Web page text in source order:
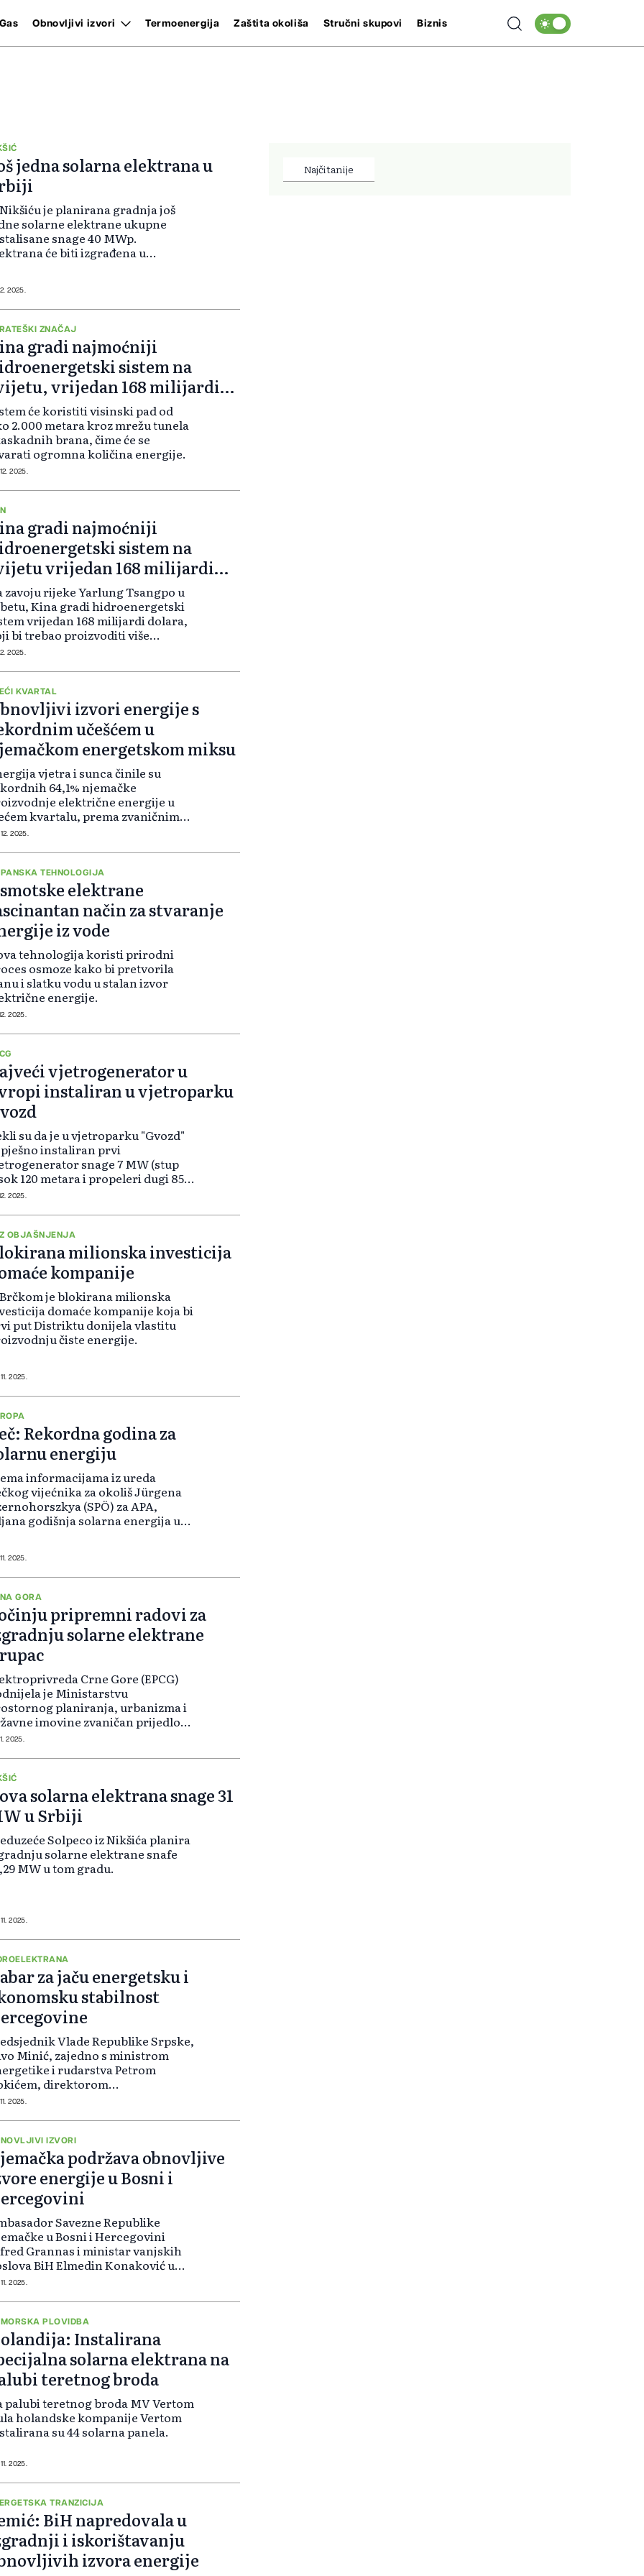
Gas Obnovljivi izvori Termoenergija Zaštita okoliša Stručni skupovi Biznis
jedna solarna elektrana u
je planirana gradnja još
solarne elektrane ukupne
snage 40 MWp.
će biti izgrađena u
2025.
ZNAČAJ
gradi najmoćniji
sistem na
vrijedan 168 milijardi
će koristiti visinski pad od
2.000 metara kroz mrežu tunela
brana, čime će se
ogromna količina energije.
2025.
gradi najmoćniji
sistem na
vrijedan 168 milijardi
zavoju rijeke Yarlung Tsangpo u
Kina gradi hidroenergetski
vrijedan 168 milijardi dolara,
bi trebao proizvoditi više
energije nego bilo koji
2025.
KVARTAL
izvori energije s
učešćem u
energetskom miksu
vjetra i sunca činile su
64,1% njemačke
električne energije u
kvartalu, prema zvaničnim
objavljenim u ponedjeljak.
2025.
TEHNOLOGIJA
elektrane
način za stvaranje
iz vode
tehnologija koristi prirodni
osmoze kako bi pretvorila
i slatku vodu u stalan izvor
energije.
2025.
vjetrogenerator u
instaliran u vjetroparku
su da je u vjetroparku "Gvozd"
instaliran prvi
snage 7 MW (stup
120 metara i propeleri dugi 85
2025.
OBJAŠNJENJA
milionska investicija
kompanije
je blokirana milionska
domaće kompanije koja bi
put Distriktu donijela vlastitu
čiste energije.
2025.
Rekordna godina za
energiju
informacijama iz ureda
vijećnika za okoliš Jürgena
(SPÖ) za APA,
godišnja solarna energija u
dosegnuto 308 MWp.
2025.
GORA
pripremni radovi za
solarne elektrane
Crne Gore (EPCG)
je Ministarstvu
planiranja, urbanizma i
imovine zvaničan prijedlog
davanje saglasnosti Vlade kako bi
solarne elektrane Krupac u
2025.
solarna elektrana snage 31
u Srbiji
Solpeco iz Nikšića planira
solarne elektrane snafe
MW u tom gradu.
2025.
za jaču energetsku i
stabilnost
Vlade Republike Srpske,
Minić, zajedno s ministrom
i rudarstva Petrom
direktorom
Republike Srpske
prisustvovao je svečanom
završetka proboja
tunela Hidroelektrane
– jednog od ključnih
u okviru projekta „Gornji
2025.
IZVORI
podržava obnovljive
energije u Bosni i
Savezne Republike
u Bosni i Hercegovini
Grannas i ministar vanjskih
BiH Elmedin Konaković u
su potpisali sporazum o
2025.
PLOVIDBA
Instalirana
solarna elektrana na
teretnog broda
palubi teretnog broda MV Vertom
holandske kompanije Vertom
su 44 solarna panela.
2025.
TRANZICIJA
BiH napredovala u
i iskorištavanju
izvora energije
Najčitanije